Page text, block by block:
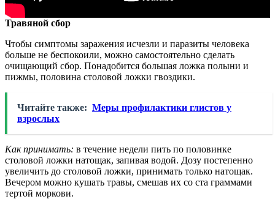
Травяной сбор
Чтобы симптомы заражения исчезли и паразиты человека
больше не беспокоили, можно самостоятельно сделать
очищающий сбор. Понадобится большая ложка полыни и
пижмы, половина столовой ложки гвоздики.
Читайте также: Меры профилактики глистов у
взрослых
Как принимать: в течение недели пить по половинке
столовой ложки натощак, запивая водой. Дозу постепенно
увеличить до столовой ложки, принимать только натощак.
Вечером можно кушать травы, смешав их со ста граммами
тертой моркови.